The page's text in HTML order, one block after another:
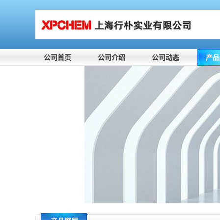
公司首页 公司介绍 公司动态 产